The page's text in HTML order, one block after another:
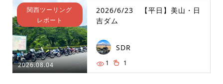
2026.08.04
関西ツーリング
レポート
2026/6/23 【平日】美山・日
吉ダム
SDR
1 1